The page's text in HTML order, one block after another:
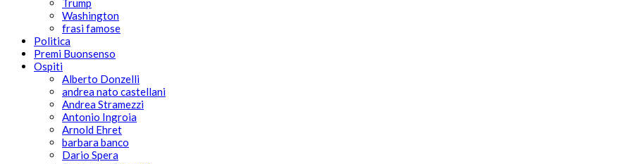
Trump
Washington
frasi famose
Politica
Premi Buonsenso
Ospiti
Alberto Donzelli
andrea nato castellani
Andrea Stramezzi
Antonio Ingroia
Arnold Ehret
barbara banco
Dario Spera